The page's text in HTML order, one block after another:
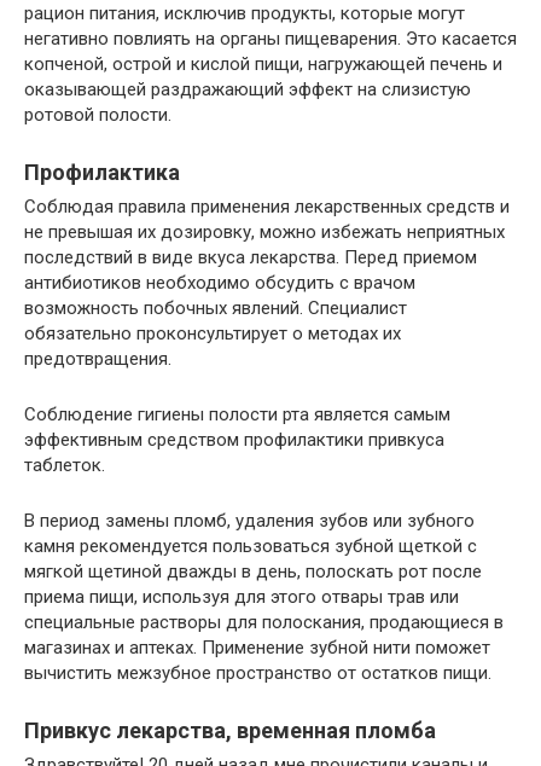
рацион питания, исключив продукты, которые могут
негативно повлиять на органы пищеварения. Это касается
копченой, острой и кислой пищи, нагружающей печень и
оказывающей раздражающий эффект на слизистую
ротовой полости.
Профилактика
Соблюдая правила применения лекарственных средств и
не превышая их дозировку, можно избежать неприятных
последствий в виде вкуса лекарства. Перед приемом
антибиотиков необходимо обсудить с врачом
возможность побочных явлений. Специалист
обязательно проконсультирует о методах их
предотвращения.
Соблюдение гигиены полости рта является самым
эффективным средством профилактики привкуса
таблеток.
В период замены пломб, удаления зубов или зубного
камня рекомендуется пользоваться зубной щеткой с
мягкой щетиной дважды в день, полоскать рот после
приема пищи, используя для этого отвары трав или
специальные растворы для полоскания, продающиеся в
магазинах и аптеках. Применение зубной нити поможет
вычистить межзубное пространство от остатков пищи.
Привкус лекарства, временная пломба